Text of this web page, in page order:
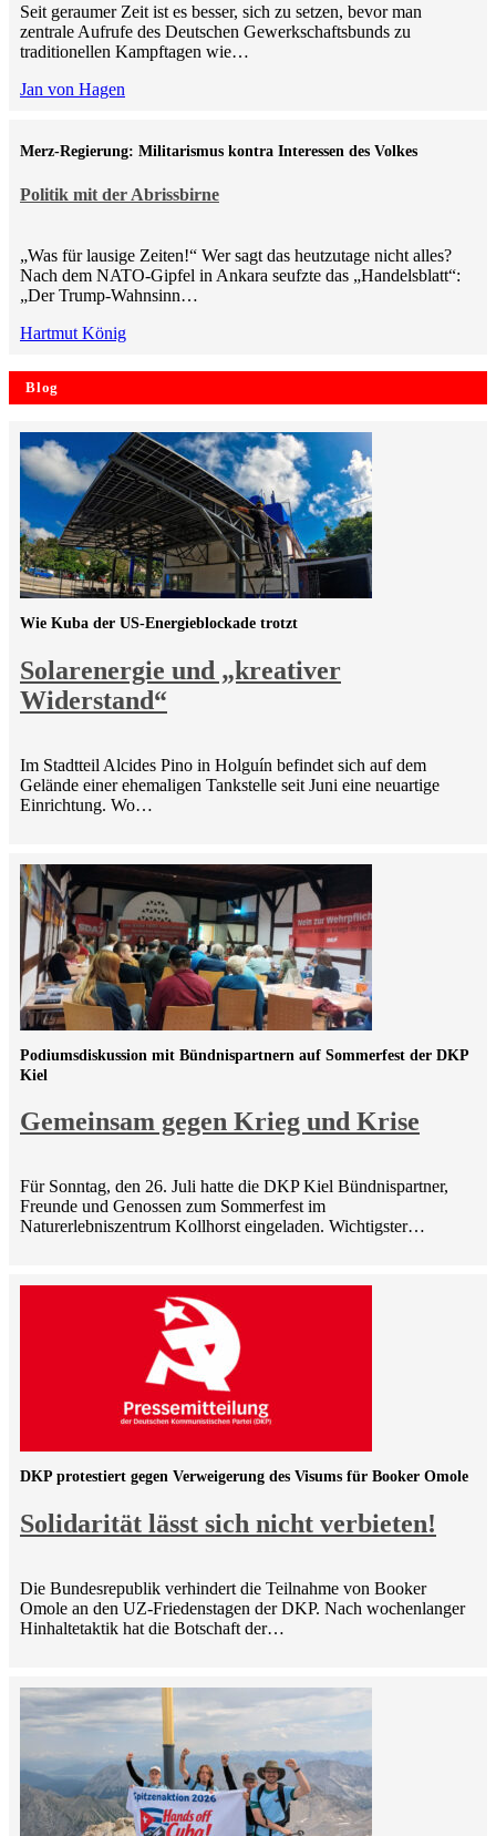
Seit geraumer Zeit ist es besser, sich zu setzen, bevor man
zentrale Aufrufe des Deutschen Gewerkschaftsbunds zu
traditionellen Kampftagen wie…
Jan von Hagen
Politik mit der Abrissbirne
Merz-Regierung: Militarismus kontra Inte­ressen des Volkes
„Was für lausige Zeiten!“ Wer sagt das heutzutage nicht alles?
Nach dem NATO-Gipfel in Ankara seufzte das „Handelsblatt“:
„Der Trump-Wahnsinn…
Hartmut König
Blog
Solarenergie und „kreativer
Widerstand“
Wie Kuba der US-Energieblockade trotzt
Im Stadtteil Alcides Pino in Holguín befindet sich auf dem
Gelände einer ehemaligen Tankstelle seit Juni eine neuartige
Einrichtung. Wo…
Gemeinsam gegen Krieg und Krise
Podiumsdiskussion mit Bündnispartnern auf Sommerfest der DKP
Kiel
Für Sonntag, den 26. Juli hatte die DKP Kiel Bündnispartner,
Freunde und Genossen zum Sommerfest im
Naturerlebniszentrum Kollhorst eingeladen. Wichtigster…
Solidarität lässt sich nicht verbieten!
DKP protestiert gegen Verweigerung des Visums für Booker Omole
Die Bundesrepublik verhindert die Teilnahme von Booker
Omole an den UZ-Friedenstagen der DKP. Nach wochenlanger
Hinhaltetaktik hat die Botschaft der…